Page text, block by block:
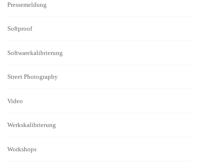
Pressemeldung
Softproof
Softwarekalibrierung
Street Photography
Video
Werkskalibrierung
Workshops